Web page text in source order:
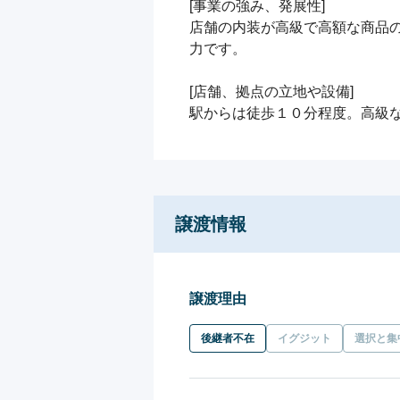
[事業の強み、発展性]
店舗の内装が高級で高額な商品
力です。
[店舗、拠点の立地や設備]
譲渡情報
譲渡理由
後継者不在 イグジット 選択と集